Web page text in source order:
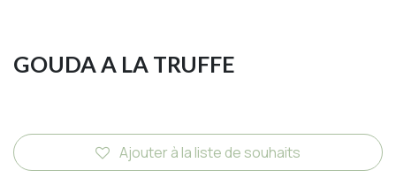
GOUDA A LA TRUFFE
Ajouter à la liste de souhaits